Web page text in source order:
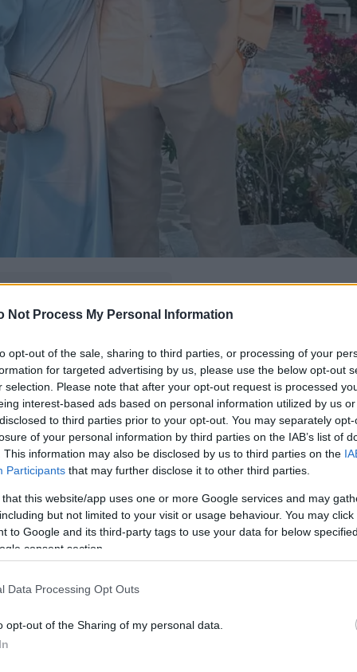
Not Process My Personal Information
opt-out of the sale, sharing to third parties, or processing of your
for targeted advertising by us, please use the below opt-out
selection. Please note that after your opt-out request is processed
interest-based ads based on personal information utilized by us
to third parties prior to your opt-out. You may separately
of your personal information by third parties on the IAB’s list of
This information may also be disclosed by us to third parties on the
Participants that may further disclose it to other third parties.
that this website/app uses one or more Google services and may
but not limited to your visit or usage behaviour. You may
to Google and its third-party tags to use your data for below
consent section.
Data Processing Opt Outs
opt-out of the Sharing of my personal data.
πιο συχνά
και οΝικήτας
γάμο τους.
τις καλοκαιρινές του
που επέλεξε είναι οι Παξοί.